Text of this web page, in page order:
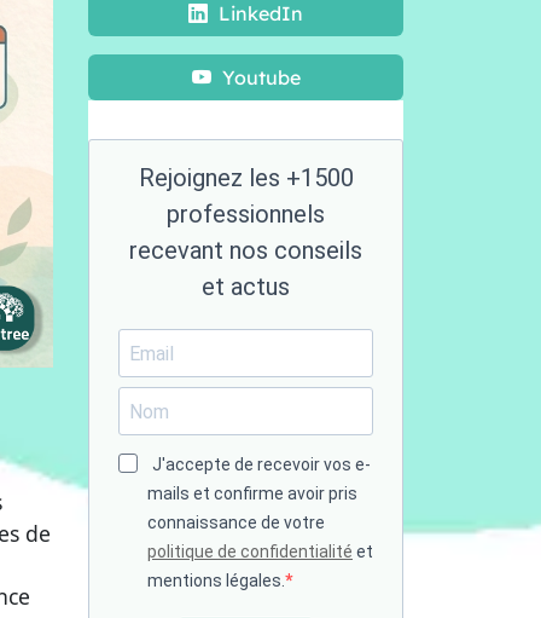
de
LinkedIn
Youtube
Rejoignez les +1500
professionnels
recevant nos conseils
et actus
J'accepte de recevoir vos e-
mails et confirme avoir pris
connaissance de votre
politique de confidentialité et
mentions légales.